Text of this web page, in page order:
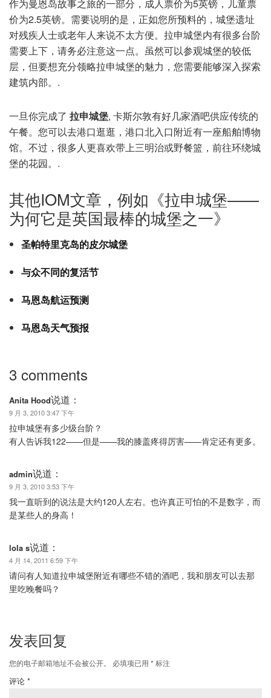
作为曼恩岛故事之旅的一部分，成人票价为5英镑，儿童票
价为2.5英镑。需要说明的是，正如您所预料的，城堡遗址
对残疾人士或老年人来说不太方便。拉申城堡内有很多台阶
需要上下，请务必注意这一点。虽然可以参观城堡的较低
层，但要想充分领略拉申城堡的魅力，您需要能够深入探索
建筑内部。.
一旦你完成了 拉申城堡, 卡斯尔敦有好几家酒吧供应传统的
午餐。您可以去港口逛逛，港口北入口附近有一座船舶博物
馆。不过，很多人更喜欢带上三明治或野餐篮，前往环绕城
堡的花园。.
其他IOM文章，例如《拉申城堡——
为何它是英国最棒的城堡之一》
圣帕特里克岛的皮尔城堡
与众不同的复活节
马恩岛航运预测
马恩岛天气预报
3 comments
Anita Hood说道：
9 月 3, 2010 3:47 下午
拉申城堡有多少级台阶？
有人告诉我122——但是——我的膝盖疼得厉害——肯定还有更多。
admin说道：
9 月 3, 2010 3:53 下午
我一直听到的说法是大约120人左右。也许真正可怕的不是数字，而
是某些人的身高！
lola s说道：
4 月 14, 2011 6:59 下午
请问有人知道拉申城堡附近有哪些不错的酒吧，我和朋友可以去那
里吃晚餐吗？
发表回复
您的电子邮箱地址不会被公开。 必填项已用 * 标注
评论 *